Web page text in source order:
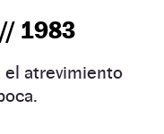
1983
el atrevimiento